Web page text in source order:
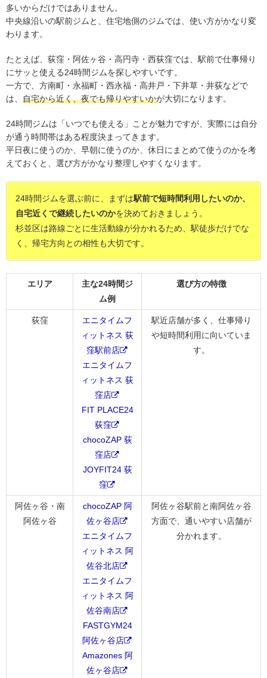
多いからだけではありません。
中央線沿いの駅前ジムと、住宅地側のジムでは、使い方がかなり変
わります。
たとえば、荻窪・阿佐ヶ谷・高円寺・西荻窪では、駅前で仕事帰り
にサッと使える24時間ジムを探しやすいです。
一方で、方南町・永福町・西永福・高井戸・下井草・井荻などで
は、 自宅から近く、夜でも帰りやすいかが大切になります。
24時間ジムは「いつでも使える」ことが魅力ですが、実際には自分
が通う時間帯はある程度決まってきます。
平日夜に使うのか、早朝に使うのか、休日にまとめて使うのかを考
えておくと、選び方がかなり整理しやすくなります。
24時間ジムを選ぶ前に、まずは駅前で短時間利用したいのか、
自宅近くで継続したいのかを決めておきましょう。
杉並区は路線ごとに生活動線が分かれるため、駅徒歩だけでな
く、帰宅方向との相性も大切です。
エリア
主な24時間ジ
ム例
選び方の特徴
荻窪
エニタイムフ
ィットネス 荻
窪駅前店
エニタイムフ
ィットネス 荻
窪店
FIT PLACE24
荻窪
chocoZAP 荻
窪店
JOYFIT24 荻
窪
駅近店舗が多く、仕事帰り
や短時間利用に向いていま
す。
阿佐ヶ谷・南
阿佐ヶ谷
chocoZAP 阿
佐ヶ谷店
エニタイムフ
ィットネス 阿
佐谷北店
エニタイムフ
ィットネス 阿
佐谷南店
FASTGYM24
阿佐ヶ谷店
Amazones 阿
佐ヶ谷店
阿佐ヶ谷駅前と南阿佐ヶ谷
方面で、通いやすい店舗が
分かれます。